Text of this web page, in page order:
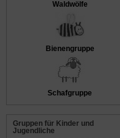
Waldwölfe
Bienengruppe
Schafgruppe
Gruppen für Kinder und
Jugendliche